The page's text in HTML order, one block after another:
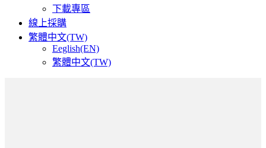
下載專區
線上採購
繁體中文(TW)
Eeglish(EN)
繁體中文(TW)